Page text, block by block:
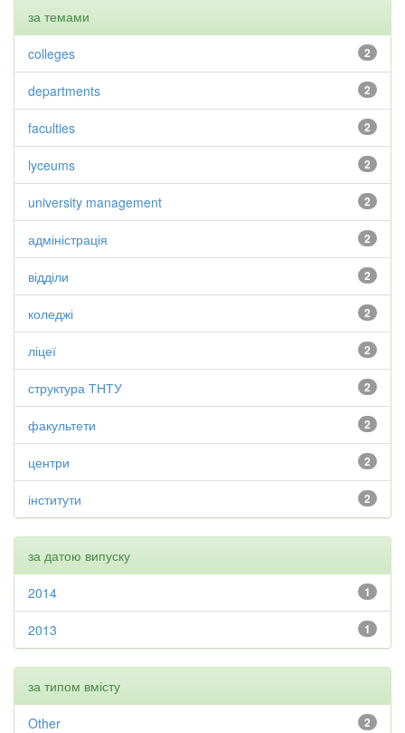
за темами
2
colleges
2
departments
2
faculties
2
lyceums
2
university management
2
адміністрація
2
відділи
2
коледжі
2
ліцеї
2
структура ТНТУ
2
факультети
2
центри
2
інститути
за датою випуску
1
2014
1
2013
за типом вмісту
2
Other